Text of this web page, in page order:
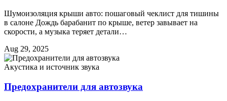
Шумоизоляция крыши авто: пошаговый чеклист для тишины
в салоне Дождь барабанит по крыше, ветер завывает на
скорости, а музыка теряет детали…
Aug 29, 2025
Акустика и источник звука
Предохранители для автозвука